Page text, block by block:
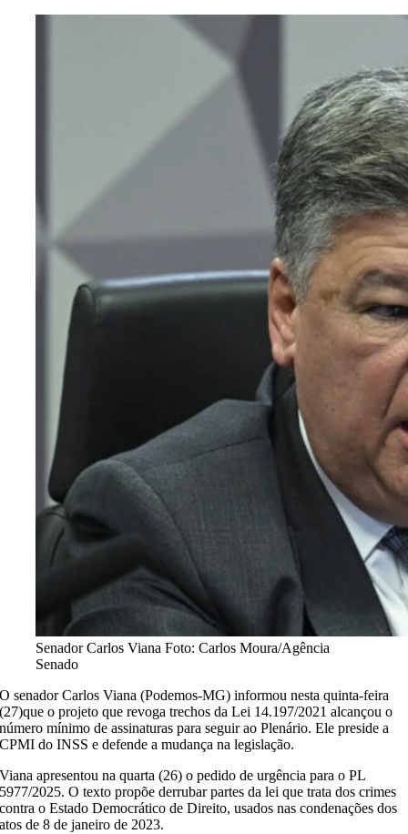
Senador Carlos VianaFoto: Carlos Moura/Agência
Senado
O senador Carlos Viana (Podemos-MG) informou nesta quinta-feira
(27)que o projeto que revoga trechos da Lei 14.197/2021 alcançou o
número mínimo de assinaturas para seguir ao Plenário. Ele preside a
CPMI do INSS e defende a mudança na legislação.
Viana apresentou na quarta (26) o pedido de urgência para o PL
5977/2025. O texto propõe derrubar partes da lei que trata dos crimes
contra o Estado Democrático de Direito, usados nas condenações dos
atos de 8 de janeiro de 2023.